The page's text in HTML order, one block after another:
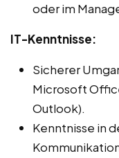
oder im
IT-Kenntnisse:
Sicherer
Microsoft
Outlook).
Kenntnisse in